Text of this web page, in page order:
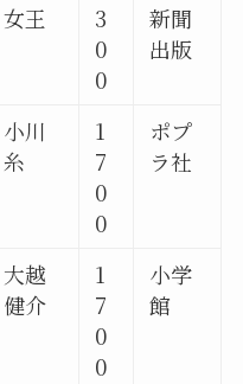
女王
3
0
0
新聞
出版
小川
糸
1
7
0
0
ポプ
ラ社
大越
健介
1
7
0
0
小学
館